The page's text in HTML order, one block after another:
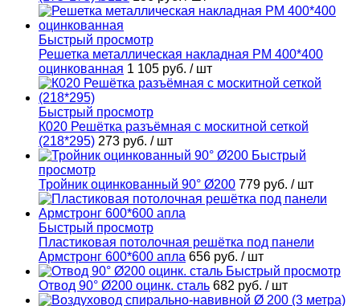
Быстрый просмотр
Решетка металлическая накладная РМ 400*400
оцинкованная 1 105 руб. / шт
Быстрый просмотр
К020 Решётка разъёмная с москитной сеткой
(218*295) 273 руб. / шт
Быстрый
просмотр
Тройник оцинкованный 90° Ø200 779 руб. / шт
Быстрый просмотр
Пластиковая потолочная решётка под панели
Армстронг 600*600 апла 656 руб. / шт
Быстрый просмотр
Отвод 90° Ø200 оцинк. сталь 682 руб. / шт